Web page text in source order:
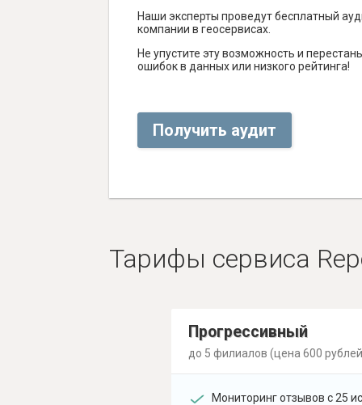
Наши эксперты проведут бесплатный
компании в геосервисах.
Не упустите эту возможность и
ошибок в данных или низкого рейтинга!
Получить аудит
Тарифы сервиса
Прогрессивный
до 5 филиалов (цена 600
Мониторинг отзывов с 25